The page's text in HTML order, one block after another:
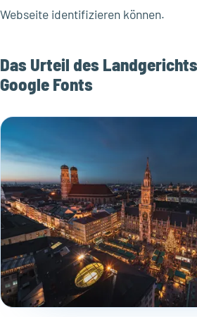
Webseite identifizieren können.
Das Urteil des
Google Fonts